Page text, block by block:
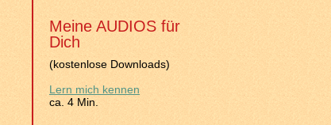
Meine AUDIOS für
Dich
(kostenlose Downloads)
Lern mich kennen
ca. 4 Min.